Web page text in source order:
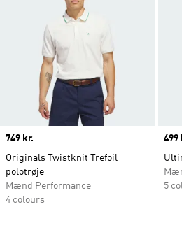
Price
749 kr.
Originals Twistknit Trefoil
polotrøje
Mænd Performance
4 colours
499
5